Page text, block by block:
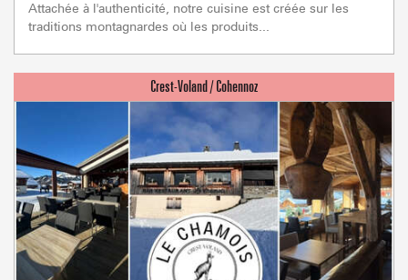
Attachée à l'authenticité, notre cuisine est créée sur les
traditions montagnardes où les produits...